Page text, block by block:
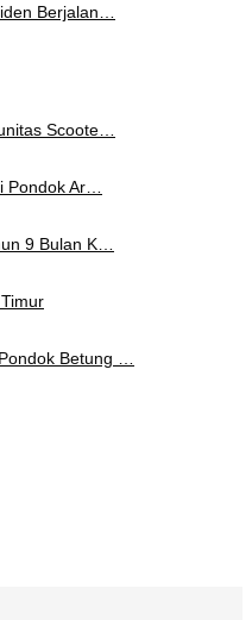
Berjalan…
Scoote…
Pondok Ar…
9 Bulan K…
Betung …